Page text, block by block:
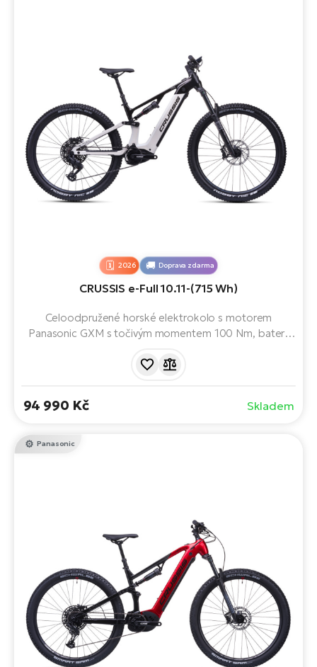
2026 Doprava zdarma
CRUSSIS e-Full 10.11-(715 Wh)
Celoodpružené horské elektrokolo s motorem
Panasonic GXM s točivým momentem 100 Nm, baterií
Eagle a brzdám SRAM DB8 Stealth zvládne dlouhé
94 990 Kč Skladem
Panasonic